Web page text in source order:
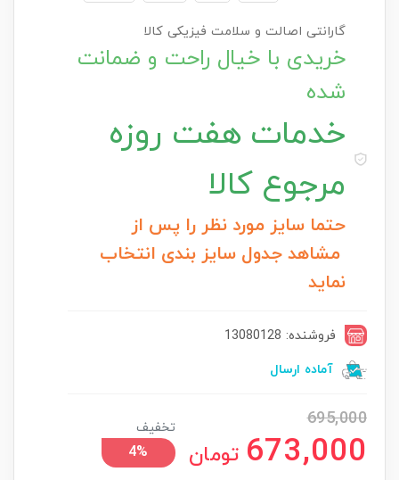
گارانتی اصالت و سلامت فیزیکی کالا
خریدی با خیال راحت و ضمانت
شده
خدمات هفت روزه
مرجوع کالا
حتما سایز مورد نظر را پس از
مشاهد جدول سایز بندی انتخاب
نماید
فروشنده: 13080128
آماده ارسال
695,000
673,000 تومان
تخفیف
4%